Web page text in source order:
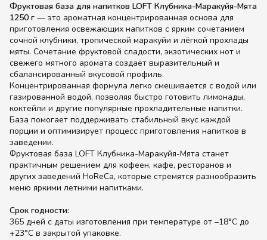
Фруктовая база для напитков LOFT Клубника-Маракуйя-Мята
1250 г — это ароматная концентрированная основа для
приготовления освежающих напитков с ярким сочетанием
сочной клубники, тропической маракуйи и лёгкой прохлады
мяты. Сочетание фруктовой сладости, экзотических нот и
свежего мятного аромата создаёт выразительный и
сбалансированный вкусовой профиль.
Концентрированная формула легко смешивается с водой или
газированной водой, позволяя быстро готовить лимонады,
коктейли и другие популярные прохладительные напитки.
База помогает поддерживать стабильный вкус каждой
порции и оптимизирует процесс приготовления напитков в
заведении.
Фруктовая база LOFT Клубника-Маракуйя-Мята станет
практичным решением для кофеен, кафе, ресторанов и
других заведений HoReCa, которые стремятся разнообразить
меню яркими летними напитками.
Срок годности:
365 дней с даты изготовления при температуре от –18°C до
+23°C в закрытой упаковке.